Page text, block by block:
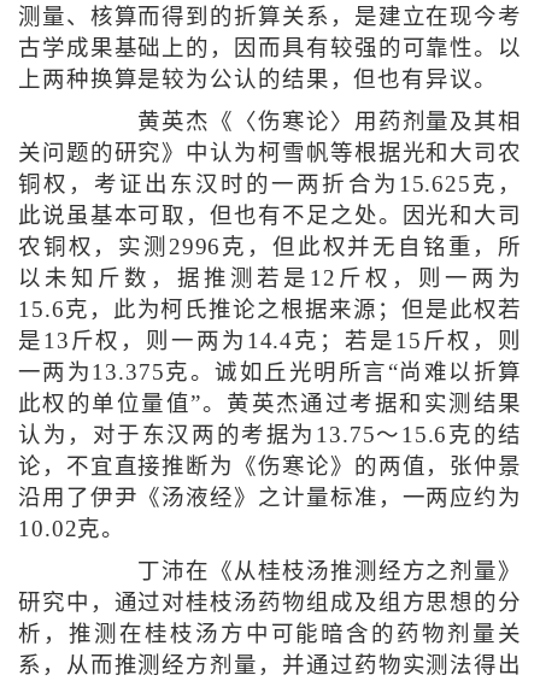
测量、核算而得到的折算关系，是建立在现今考
古学成果基础上的，因而具有较强的可靠性。以
上两种换算是较为公认的结果，但也有异议。
黄英杰《〈伤寒论〉用药剂量及其相
关问题的研究》中认为柯雪帆等根据光和大司农
铜权，考证出东汉时的一两折合为15.625克，
此说虽基本可取，但也有不足之处。因光和大司
农铜权，实测2996克，但此权并无自铭重，所
以未知斤数，据推测若是12斤权，则一两为
15.6克，此为柯氏推论之根据来源；但是此权若
是13斤权，则一两为14.4克；若是15斤权，则
一两为13.375克。诚如丘光明所言“尚难以折算
此权的单位量值”。黄英杰通过考据和实测结果
认为，对于东汉两的考据为13.75～15.6克的结
论，不宜直接推断为《伤寒论》的两值，张仲景
沿用了伊尹《汤液经》之计量标准，一两应约为
10.02克。
丁沛在《从桂枝汤推测经方之剂量》
研究中，通过对桂枝汤药物组成及组方思想的分
析，推测在桂枝汤方中可能暗含的药物剂量关
系，从而推测经方剂量，并通过药物实测法得出